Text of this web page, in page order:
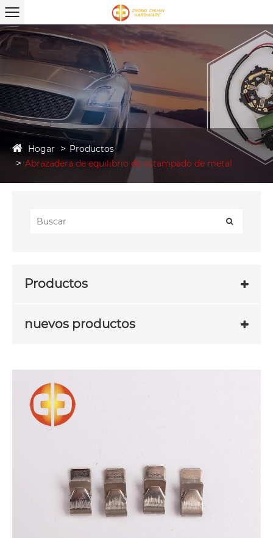
Hogar
Productos
Abrazadera de equilibrio de estampado de metal
Productos
nuevos productos